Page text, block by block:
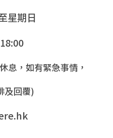
星期日
如有緊急事情，
回覆)